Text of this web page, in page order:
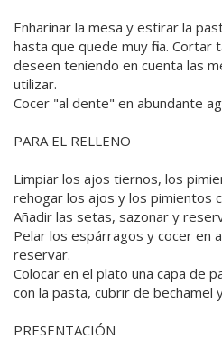
Enharinar la mesa y estirar la
hasta que quede muy fina. Cortar
deseen teniendo en cuenta las
utilizar.
Cocer "al dente" en abundante
PARA EL RELLENO
Limpiar los ajos tiernos, los
rehogar los ajos y los pimientos
Añadir las setas, sazonar y
Pelar los espárragos y cocer en
reservar.
Colocar en el plato una capa de
con la pasta, cubrir de bechamel
PRESENTACIÓN